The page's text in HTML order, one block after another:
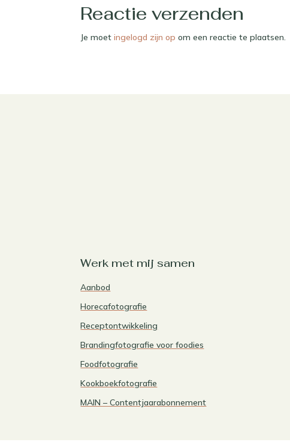
Reactie verzenden
Je moetingelogd zijn op om een reactie te plaatsen.
Werk met mij samen
Aanbod
Horecafotografie
Receptontwikkeling
Brandingfotografie voor foodies
Foodfotografie
Kookboekfotografie
MAIN – Contentjaarabonnement